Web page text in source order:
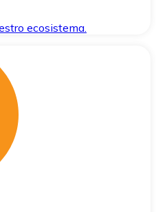
ecosistema.